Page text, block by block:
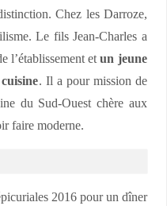
Chez les Darroze,
Le fils Jean-Charles a
l’établissement etun jeune
. Il a pour mission de
du Sud-Ouest chère aux
faire moderne.
2016 pour un dîner